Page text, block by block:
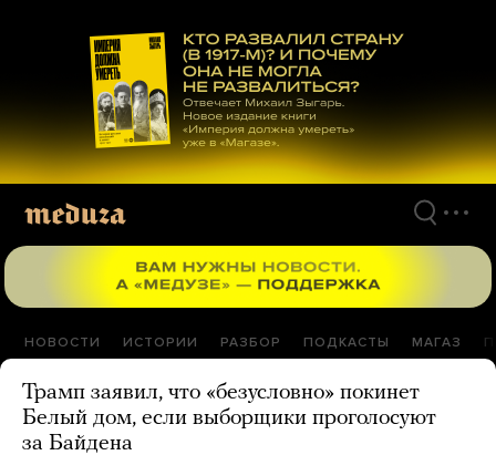
материалам
НОВОСТИ ИСТОРИИ РАЗБОР ПОДКАСТЫ МАГАЗ
Трамп заявил, что «безусловно» покинет
Белый дом, если выборщики проголосуют
за Байдена